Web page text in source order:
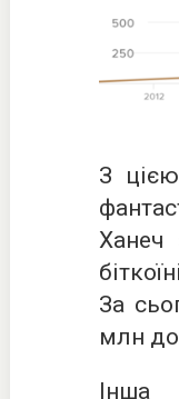
З
Ханеч
За
млн
Інша